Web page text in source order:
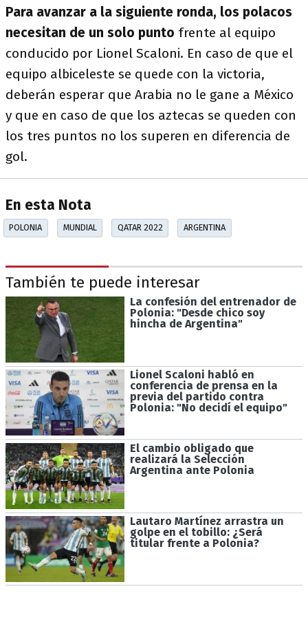
Para avanzar a la siguiente ronda, los polacos
necesitan de un solo punto frente al equipo
conducido por Lionel Scaloni. En caso de que el
equipo albiceleste se quede con la victoria,
deberán esperar que Arabia no le gane a México
y que en caso de que los aztecas se queden con
los tres puntos no los superen en diferencia de
gol.
En esta Nota
POLONIA MUNDIAL QATAR 2022 ARGENTINA
También te puede interesar
La confesión del entrenador de
Polonia: "Desde chico soy
hincha de Argentina"
Lionel Scaloni habló en
conferencia de prensa en la
previa del partido contra
Polonia: "No decidí el equipo"
El cambio obligado que
realizará la Selección
Argentina ante Polonia
Lautaro Martínez arrastra un
golpe en el tobillo: ¿Será
titular frente a Polonia?